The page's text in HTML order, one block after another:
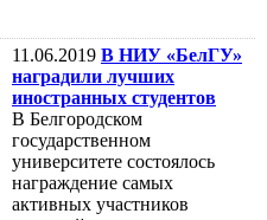
11.06.2019 В НИУ «БелГУ»
наградили лучших
иностранных студентов
В Белгородском
государственном
университете состоялось
награждение самых
активных участников